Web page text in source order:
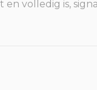
volledig is,